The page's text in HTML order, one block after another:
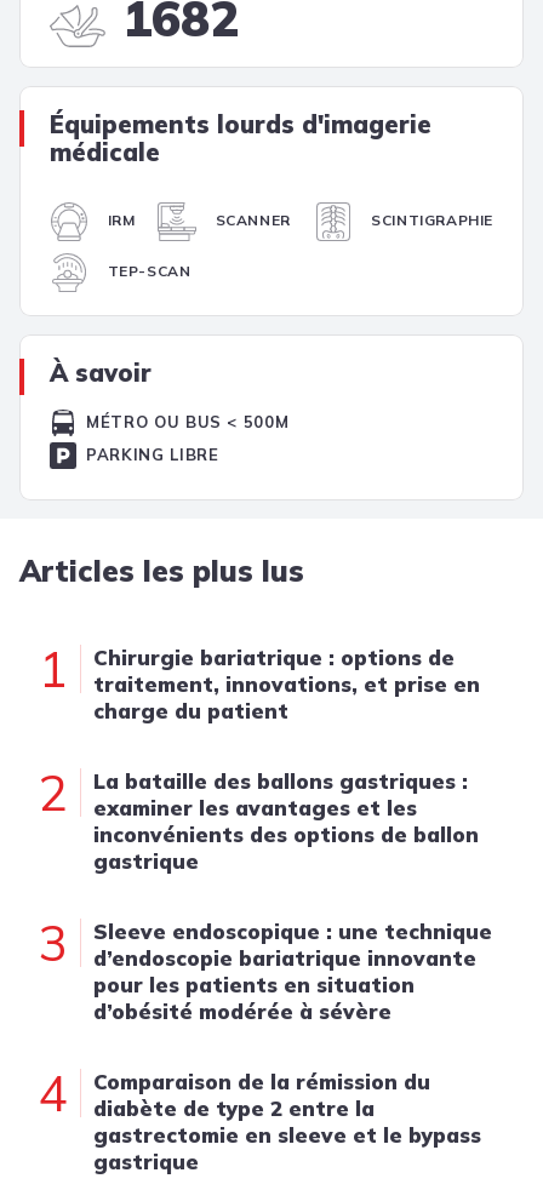
1682
Équipements lourds d'imagerie
médicale
IRM SCANNER SCINTIGRAPHIE
TEP-SCAN
À savoir
MÉTRO OU BUS < 500M
PARKING LIBRE
Articles les plus lus
1
Chirurgie bariatrique : options de
traitement, innovations, et prise en
charge du patient
2
La bataille des ballons gastriques :
examiner les avantages et les
inconvénients des options de ballon
gastrique
3
Sleeve endoscopique : une technique
d’endoscopie bariatrique innovante
pour les patients en situation
d’obésité modérée à sévère
4
Comparaison de la rémission du
diabète de type 2 entre la
gastrectomie en sleeve et le bypass
gastrique